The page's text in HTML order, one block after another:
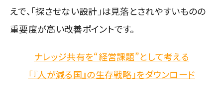
えで、「探させない設計」は見落とされやすいものの
重要度が高い改善ポイントです。
ナレッジ共有を“経営課題”として考える
「『人が減る国』の生存戦略」をダウンロード